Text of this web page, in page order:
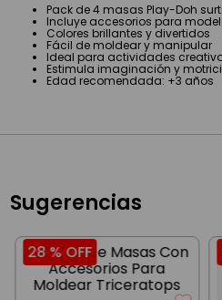
Pack de 4 masas Play-Doh
Incluye accesorios para
Colores brillantes y divertidos
Fácil de moldear y manipular
Ideal para actividades
Estimula imaginación y
Edad recomendada: +3 años
Sugerencias
28 % OFF